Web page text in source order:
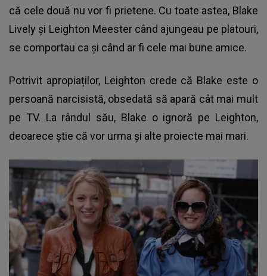
că cele două nu vor fi prietene. Cu toate astea, Blake
Lively și Leighton Meester când ajungeau pe platouri,
se comportau ca și când ar fi cele mai bune amice.
Potrivit apropiaților, Leighton crede că Blake este o
persoană narcisistă, obsedată să apară cât mai mult
pe TV. La rândul său, Blake o ignoră pe Leighton,
deoarece știe că vor urma și alte proiecte mai mari.